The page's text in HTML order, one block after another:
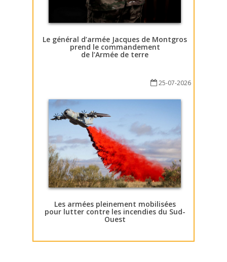
Le général d’armée Jacques de Montgros
prend le commandement
de l’Armée de terre
25-07-2026
Les armées pleinement mobilisées
pour lutter contre les incendies du Sud-
Ouest